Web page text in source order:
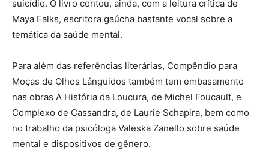
suicídio. O livro contou, ainda, com a leitura crítica de
Maya Falks, escritora gaúcha bastante vocal sobre a
temática da saúde mental.
Para além das referências literárias, Compêndio para
Moças de Olhos Lânguidos também tem embasamento
nas obras A História da Loucura, de Michel Foucault, e
Complexo de Cassandra, de Laurie Schapira, bem como
no trabalho da psicóloga Valeska Zanello sobre saúde
mental e dispositivos de gênero.